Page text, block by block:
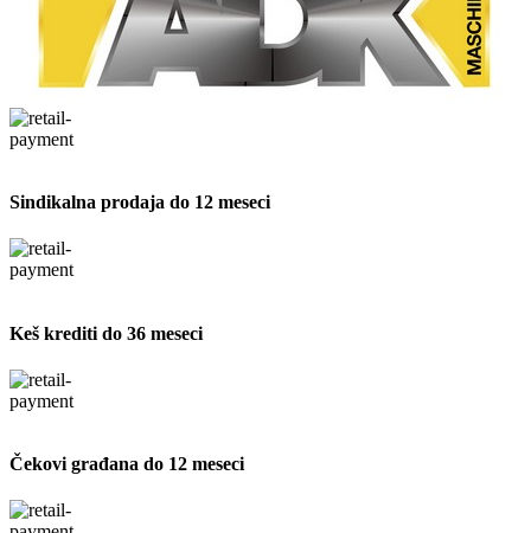
Sindikalna prodaja do 12 meseci
Keš krediti do 36 meseci
Čekovi građana do 12 meseci